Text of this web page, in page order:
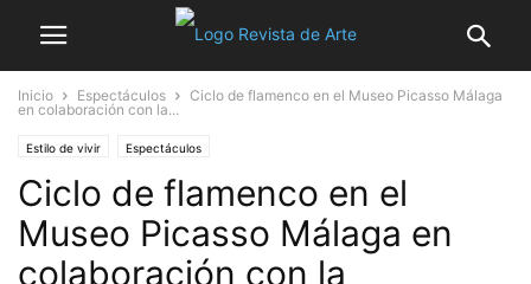
Inicio Espectáculos
Ciclo de flamenco en el Museo Picasso Málaga
en colaboración con la...
Estilo de vivir Espectáculos
Ciclo de flamenco en el
Museo Picasso Málaga en
colaboración con la